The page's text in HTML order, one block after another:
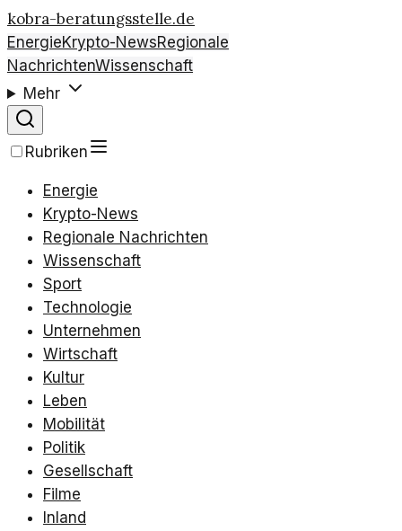
kobra-beratungsstelle.de
EnergieKrypto-NewsRegionale
NachrichtenWissenschaft
Mehr
Rubriken
Energie
Krypto-News
Regionale Nachrichten
Wissenschaft
Sport
Technologie
Unternehmen
Wirtschaft
Kultur
Leben
Mobilität
Politik
Gesellschaft
Filme
Inland